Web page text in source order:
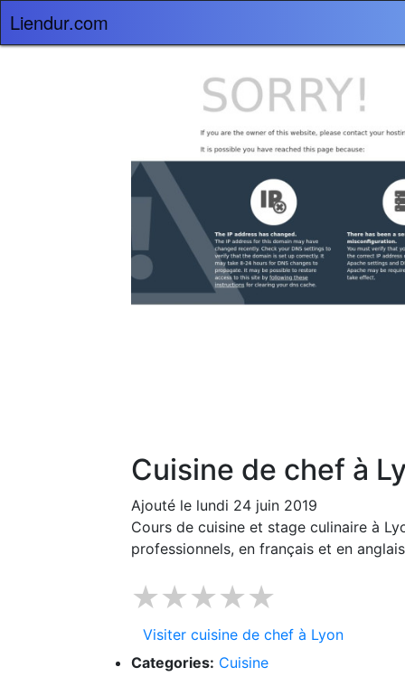
Liendur.com
Cuisine de chef à
Ajouté le lundi 24 juin 2019
Cours de cuisine et stage culinaire à
professionnels, en français et en
★★★★★
Visiter cuisine de chef à Lyon
Categories: Cuisine